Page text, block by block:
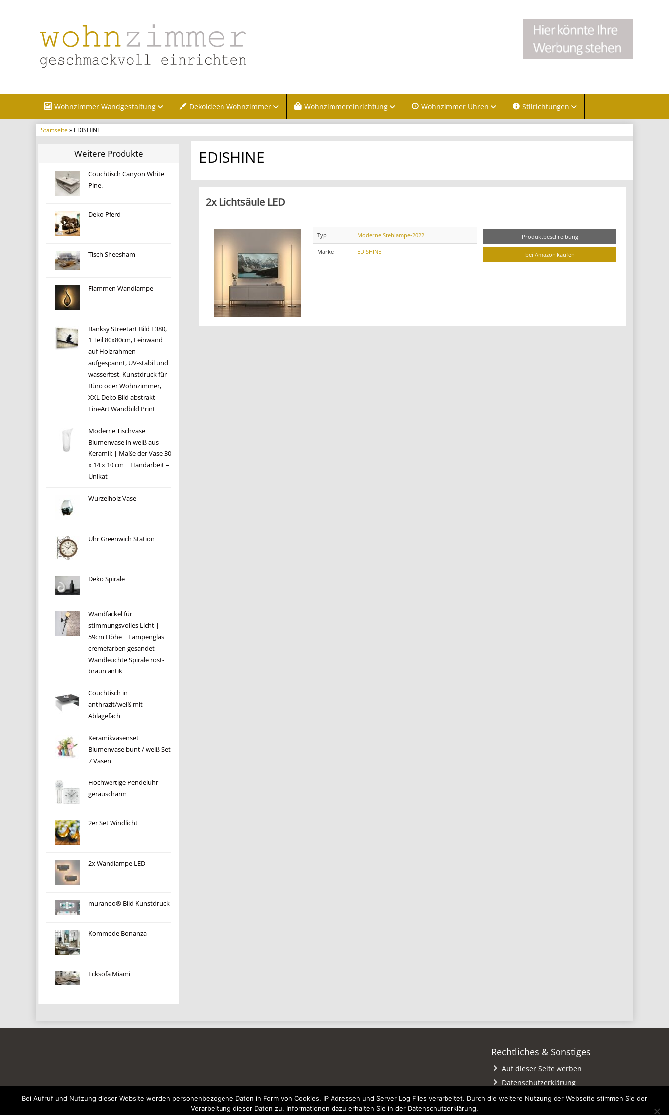
Wohnzimmer Wandgestaltung Dekoideen Wohnzimmer Wohnzimmereinrichtung Wohnzimmer Uhren Stilrichtungen
Startseite» EDISHINE
Weitere Produkte
Couchtisch Canyon White
Pine.
Deko Pferd
Tisch Sheesham
Flammen Wandlampe
Banksy Streetart Bild F380,
1 Teil 80x80cm, Leinwand
auf Holzrahmen
aufgespannt, UV-stabil und
wasserfest, Kunstdruck für
Büro oder Wohnzimmer,
XXL Deko Bild abstrakt
FineArt Wandbild Print
Moderne Tischvase
Blumenvase in weiß aus
Keramik | Maße der Vase 30
x 14 x 10 cm | Handarbeit –
Unikat
Wurzelholz Vase
Uhr Greenwich Station
Deko Spirale
Wandfackel für
stimmungsvolles Licht |
59cm Höhe | Lampenglas
cremefarben gesandet |
Wandleuchte Spirale rost-
braun antik
Couchtisch in
anthrazit/weiß mit
Ablagefach
Keramikvasenset
Blumenvase bunt / weiß Set
7 Vasen
Hochwertige Pendeluhr
geräuscharm
2er Set Windlicht
2x Wandlampe LED
murando® Bild Kunstdruck
Kommode Bonanza
Ecksofa Miami
EDISHINE
2x Lichtsäule LED
Typ Moderne Stehlampe-2022
Marke EDISHINE
Produktbeschreibung
bei Amazon kaufen
Rechtliches & Sonstiges
Auf dieser Seite werben
Datenschutzerklärung
Impressum
Bei Aufruf und Nutzung dieser Website werden personenbezogene Daten in Form von Cookies, IP Adressen und Server Log Files verarbeitet. Durch die weitere Nutzung der Webseite stimmen Sie der
Verarbeitung dieser Daten zu. Informationen dazu erhalten Sie in der Datenschutzerklärung.